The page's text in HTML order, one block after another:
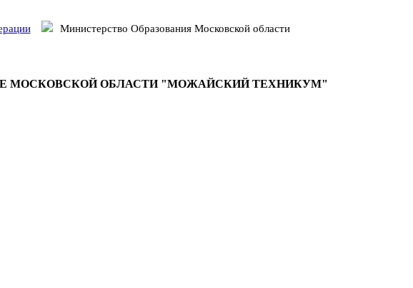
Министерство Образования Московской области
МОСКОВСКОЙ ОБЛАСТИ "МОЖАЙСКИЙ ТЕХНИКУМ"